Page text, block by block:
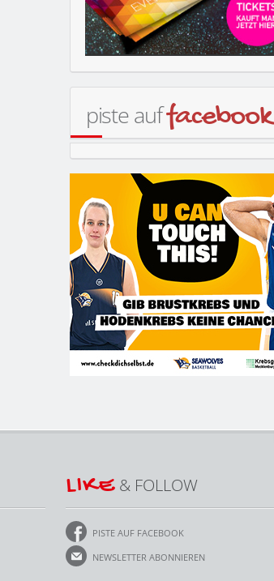
piste auffacebook
LIKE& FOLLOW
PISTE AUF FACEBOOK
NEWSLETTER ABONNIEREN